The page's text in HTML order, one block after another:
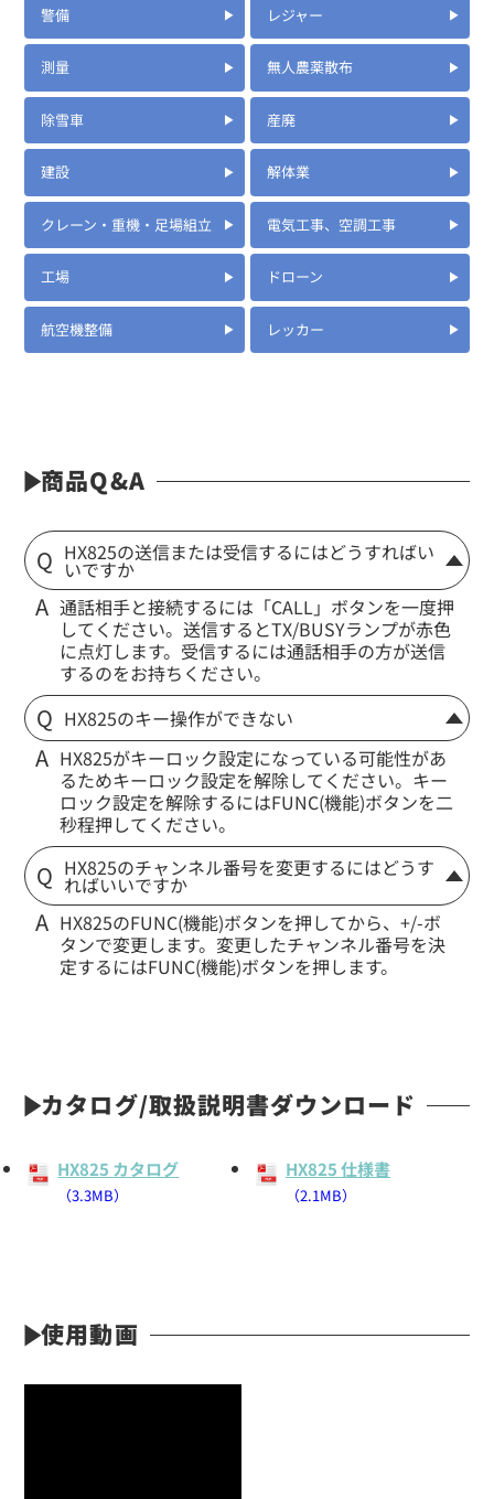
警備 レジャー
測量 無人農薬散布
除雪車 産廃
建設 解体業
クレーン・重機・足場組立 電気工事、空調工事
工場 ドローン
航空機整備 レッカー
商品Q&A
HX825の送信または受信するにはどうすればい
いですか
通話相手と接続するには「CALL」ボタンを一度押
してください。送信するとTX/BUSYランプが赤色
に点灯します。受信するには通話相手の方が送信
するのをお持ちください。
HX825のキー操作ができない
HX825がキーロック設定になっている可能性があ
るためキーロック設定を解除してください。キー
ロック設定を解除するにはFUNC(機能)ボタンを二
秒程押してください。
HX825のチャンネル番号を変更するにはどうす
ればいいですか
HX825のFUNC(機能)ボタンを押してから、+/-ボ
タンで変更します。変更したチャンネル番号を決
定するにはFUNC(機能)ボタンを押します。
カタログ/取扱説明書ダウンロード
HX825 カタログ
（3.3MB）
HX825 仕様書
（2.1MB）
使用動画